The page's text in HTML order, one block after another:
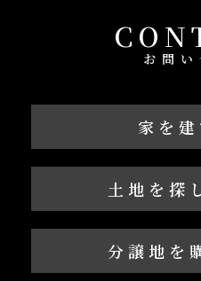
お問い
家を
土地を探
分譲地を